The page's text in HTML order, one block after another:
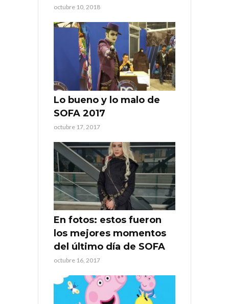
octubre 10, 2018
Lo bueno y lo malo de
SOFA 2017
octubre 17, 2017
En fotos: estos fueron
los mejores momentos
del último día de SOFA
octubre 16, 2017